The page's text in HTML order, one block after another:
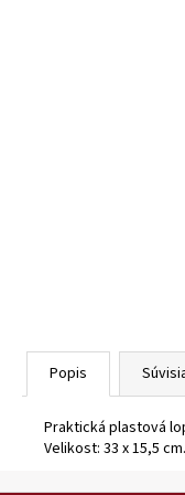
Popis
Praktická plastová
Velikost: 33 x 15,5 cm.